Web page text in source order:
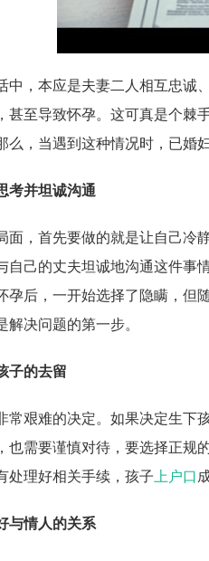
中，本应是夫妻二人相互忠诚
，甚至导致怀孕。这可真是个棘
么，当遇到这种情况时，已婚
考并坦诚沟通
面，首先要做的就是让自己冷
自己的丈夫坦诚地沟通这件事
孕后，一开始选择了隐瞒，但
解决问题的第一步。
子的去留
常艰难的决定。如果决定生下
也需要谨慎对待，要选择正规
处理好相关手续，孩子 上户口
与情人的关系